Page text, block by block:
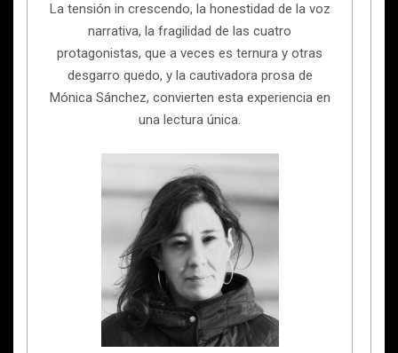
La tensión in crescendo, la honestidad de la voz
narrativa, la fragilidad de las cuatro
protagonistas, que a veces es ternura y otras
desgarro quedo, y la cautivadora prosa de
Mónica Sánchez, convierten esta experiencia en
una lectura única.